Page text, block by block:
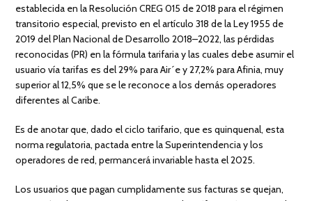
establecida en la Resolución CREG 015 de 2018 para el régimen
transitorio especial, previsto en el artículo 318 de la Ley 1955 de
2019 del Plan Nacional de Desarrollo 2018–2022, las pérdidas
reconocidas (PR) en la fórmula tarifaria y las cuales debe asumir el
usuario vía tarifas es del 29% para Air´e y 27,2% para Afinia, muy
superior al 12,5% que se le reconoce a los demás operadores
diferentes al Caribe.
Es de anotar que, dado el ciclo tarifario, que es quinquenal, esta
norma regulatoria, pactada entre la Superintendencia y los
operadores de red, permancerá invariable hasta el 2025.
Los usuarios que pagan cumplidamente sus facturas se quejan,